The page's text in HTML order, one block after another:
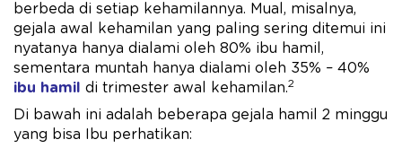
berbeda di setiap kehamilannya. Mual, misalnya,
gejala awal kehamilan yang paling sering ditemui ini
nyatanya hanya dialami oleh 80% ibu hamil,
sementara muntah hanya dialami oleh 35% – 40%
ibu hamil
di trimester awal kehamilan.2
Di bawah ini adalah beberapa gejala hamil 2 minggu
yang bisa Ibu perhatikan: